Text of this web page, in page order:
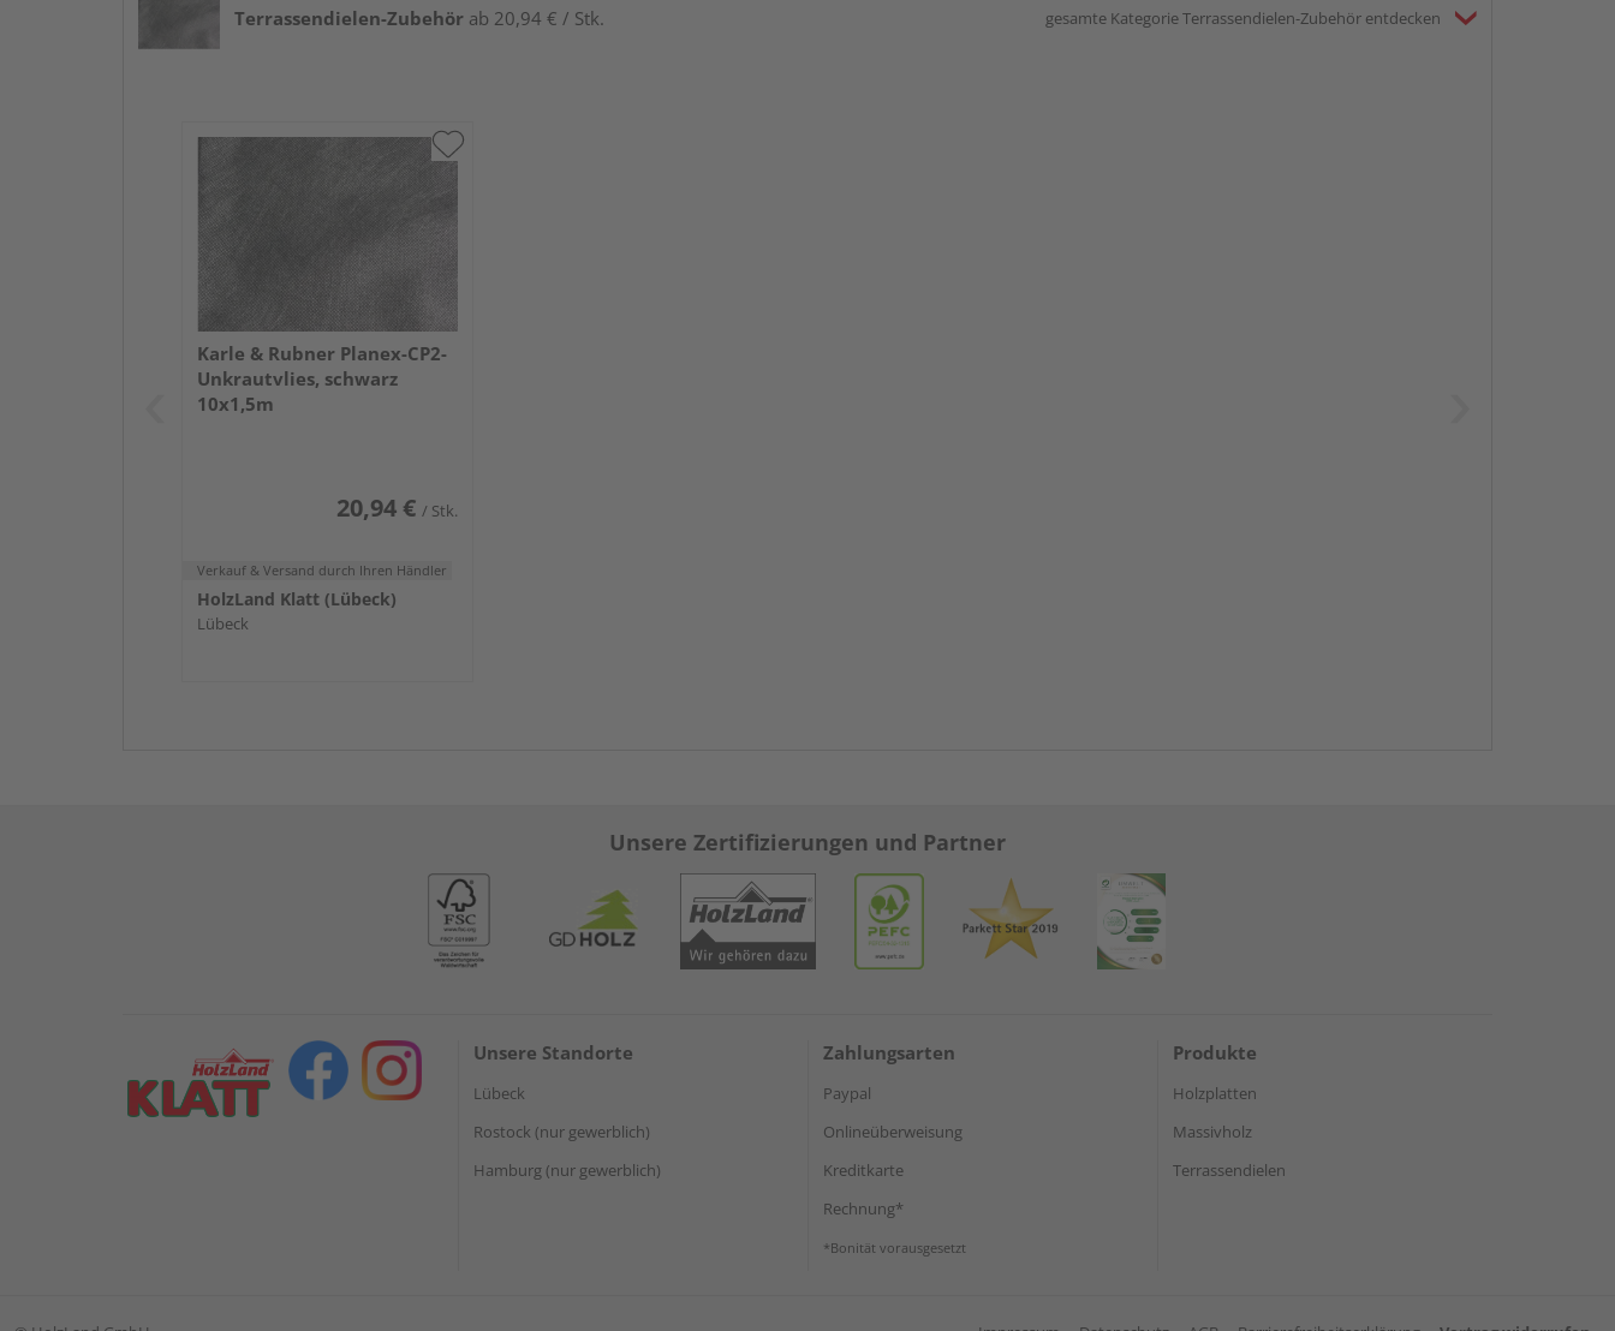
Terrassendielen-Zubehör ab 20,94 € / Stk. gesamte Kategorie Terrassendielen-Zubehör entdecken
Karle & Rubner Planex-CP2-
Unkrautvlies, schwarz
10x1,5m
20,94 € / Stk.
Verkauf & Versand durch Ihren Händler
HolzLand Klatt (Lübeck)
Lübeck
Unsere Zertifizierungen und Partner
Unsere Standorte
Lübeck
Rostock (nur gewerblich)
Hamburg (nur gewerblich)
Zahlungsarten
Paypal
Onlineüberweisung
Kreditkarte
Rechnung*
*Bonität vorausgesetzt
Produkte
Holzplatten
Massivholz
Terrassendielen